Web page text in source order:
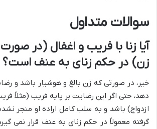
سوالات متداول
آیا زنا با فریب و اغفال (در
زن) در حکم زنای به عنف است؟
خیر، در صورتی که زن بالغ و هوشیار باشد و
دهد، حتی اگر این رضایت بر پایه فریب (مثلاً
ازدواج) باشد و به سلب کامل اراده او منجر
گرفته معمولاً در حکم زنای به عنف قرار نمی